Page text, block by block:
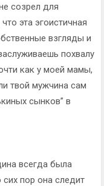
созрел для
эта эгоистичная
взгляды и
похвалу
как у моей мамы,
твой мужчина сам
сынков” в
всегда была
пор она следит